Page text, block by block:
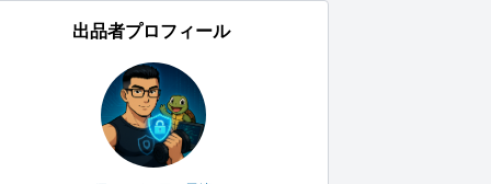
出品者プロフィール